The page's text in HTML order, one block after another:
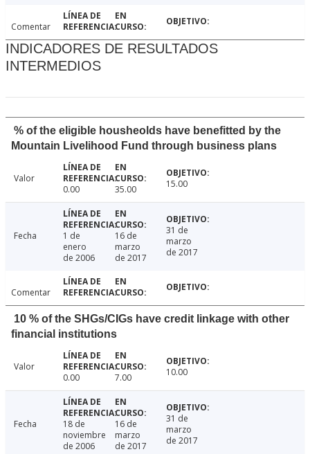
Comentar
INDICADORES DE RESULTADOS
INTERMEDIOS
% of the eligible housheolds have benefitted by the
Mountain Livelihood Fund through business plans
Valor
0.00
35.00 15.00
Fecha
1 de
enero
de 2006
16 de
marzo
de 2017
31 de
marzo
de 2017
Comentar
10 % of the SHGs/CIGs have credit linkage with other
financial institutions
Valor
0.00
7.00 10.00
Fecha
18 de
noviembre
de 2006
16 de
marzo
de 2017
31 de
marzo
de 2017